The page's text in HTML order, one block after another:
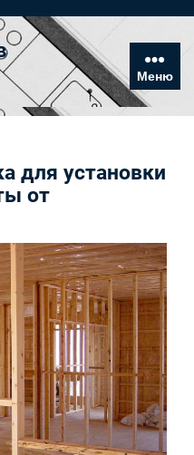
Меню
для установки
от